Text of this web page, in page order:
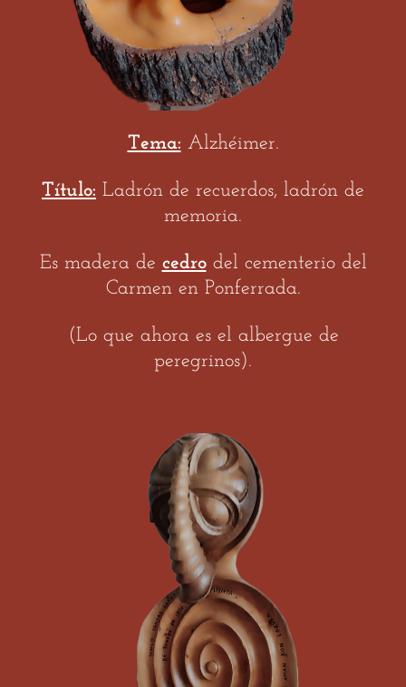
Tema: Alzhéimer.
Título: Ladrón de recuerdos, ladrón de
memoria.
Es madera de cedrodel cementerio del
Carmen en Ponferrada.
(Lo que ahora es el albergue de
peregrinos).